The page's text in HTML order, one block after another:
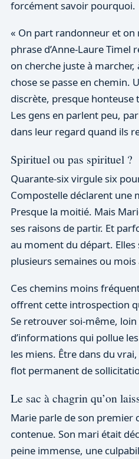
forcément savoir pourquoi.
« On part randonneur et on
phrase d’Anne-Laure
on cherche juste à
chose se passe en chemin.
discrète, presque honteuse
Les gens en parlent peu,
dans leur regard quand ils
Spirituel ou pas spirituel ?
Quarante-six virgule six
Compostelle déclarent une
Presque la moitié. Mais
ses raisons de partir. Et
au moment du départ.
plusieurs semaines ou mois
Ces chemins moins
offrent cette introspection
Se retrouver soi-même,
d’informations qui pollue
les miens. Être dans du
flot permanent de
Le sac à chagrin qu’on
Marie parle de son premier
contenue. Son mari était
peine immense, une